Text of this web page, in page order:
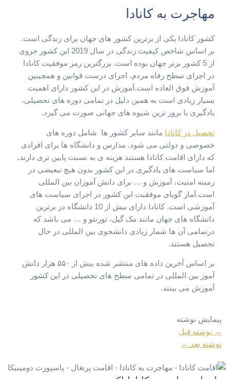
مهاجرت به کانادا
کشور کانادا یکی از برترین کشور های جهان برای زندگی است.
بر اساس شاخص کیفیت زندگی در سال 2019 این کشور جزوی
از 5 کشور برتر جهان بوده است. بزرگترین رمز موفقیت کانادا
در اجرای سطح رفاه مردم، اجرای درست قوانین و همچینین
آموزش فوق العاده است.آموزش در این کشور دارای اهمیت
بسیار زیادی است به همین دلیل در تمامی دوره های تحصیلی،
یادگیری با بروز ترین شیوه های جهانی صورت می گیرد.
تحصیل در کانادا
مانند سایر کشور ها شامل دوره های
خصوصی و دولتی می شود. مدارس و دانشگاه ها برای افرادی
که دارای اقامت کانادا هستند هزینه ی به نسبت پایین تری دارند،
اما سیاست های یادگیری در این کشور بدون هیچ تبعیضی در
زمینه امنیت، آموزش و … برای دانش آموزان بین المللی
است.آمار گویای موفقیت این کشور در اجرای سیاست های
آموزشی است. کانادا دارای بیش از 10 دانشگاه در برترین
دانشگاه های جهان مانند مک گیل، تورنتو و …‌ می باشد که
در‌تمامی آن ها شمار زیادی دانشجوی بین المللی در حال
تحصیل هستند.
بر اساس آخرین داده های منتشر شده بیش از ۵۵۰ هزار دانش
آموز بین المللی در تمامی سطح های تحصیلی در این کشور
آموزش می بینند.
پیمایش نوشته
→ نوشته قبل
نوشته بعد ←